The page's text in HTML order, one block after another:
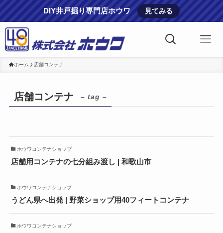
DIY井戸掘り専門店ホウワ 見てみる
ホーム 店舗コンテナ
店舗コンテナ – tag –
ホウワコンテナショップ
店舗用コンテナの七分組み渡し | 和歌山市
ホウワコンテナショップ
うどん県へ出発 | 野菜ショップ用40フィートコンテナ
ホウワコンテナショップ